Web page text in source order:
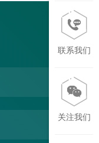
联系我们
关注我们